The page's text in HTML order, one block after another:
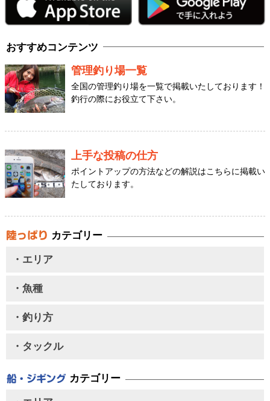
おすすめコンテンツ
管理釣り場一覧
全国の管理釣り場を一覧で掲載いたしております！
釣行の際にお役立て下さい。
上手な投稿の仕方
ポイントアップの方法などの解説はこちらに掲載い
たしております。
カテゴリー
・エリア
・魚種
・釣り方
・タックル
カテゴリー